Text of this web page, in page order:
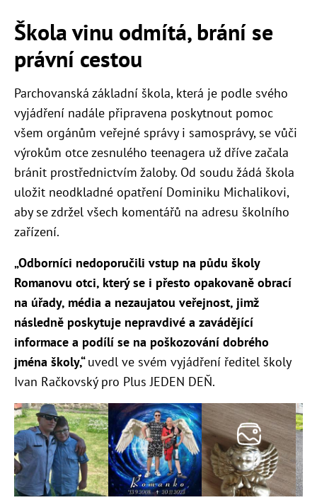
Škola vinu odmítá, brání se
právní cestou
Parchovanská základní škola, která je podle svého
vyjádření nadále připravena poskytnout pomoc
všem orgánům veřejné správy i samosprávy, se vůči
výrokům otce zesnulého teenagera už dříve začala
bránit prostřednictvím žaloby. Od soudu žádá škola
uložit neodkladné opatření Dominiku Michalikovi,
aby se zdržel všech komentářů na adresu školního
zařízení.
„Odborníci nedoporučili vstup na půdu školy
Romanovu otci, který se i přesto opakovaně obrací
na úřady, média a nezaujatou veřejnost, jimž
následně poskytuje nepravdivé a zavádějící
informace a podílí se na poškozování dobrého
jména školy,“uvedl ve svém vyjádření ředitel školy
Ivan Račkovský pro Plus JEDEN DEŇ.